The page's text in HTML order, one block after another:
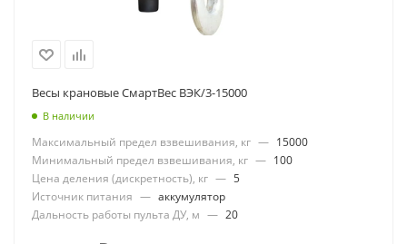
Весы крановые СмартВес ВЭК/3-15000
В наличии
Максимальный предел взвешивания, кг — 15000
Минимальный предел взвешивания, кг — 100
Цена деления (дискретность), кг — 5
Источник питания — аккумулятор
Дальность работы пульта ДУ, м — 20